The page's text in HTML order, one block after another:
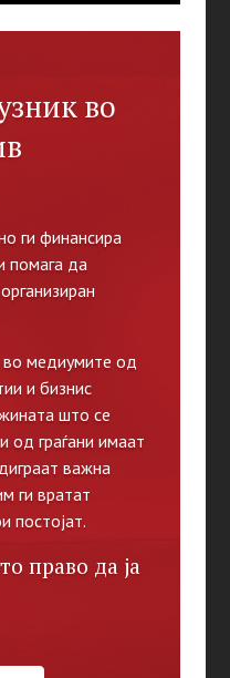
во
ги финансира
помага да
медиумите од
и бизнис
што се
од граѓани имаат
важна
ги вратат
постојат.
право да ја